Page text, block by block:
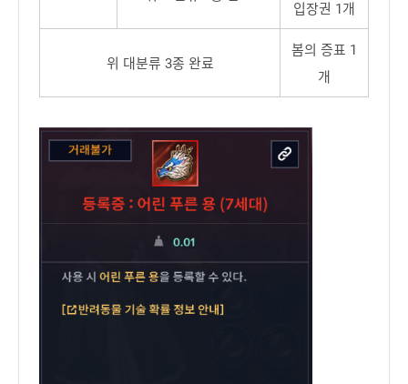
입장권 1개
위 대분류 3종 완료
봄의 증표 1
개